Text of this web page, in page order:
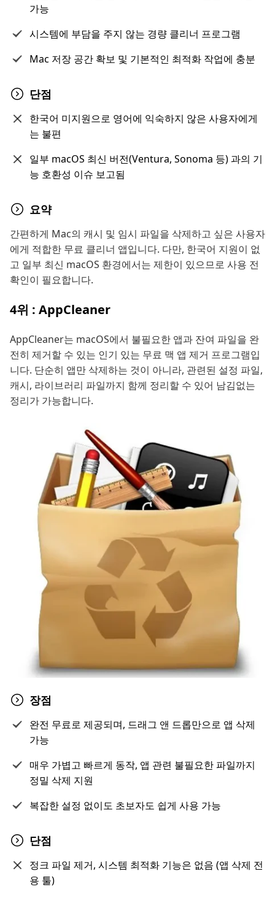
가능
시스템에 부담을 주지 않는 경량 클리너 프로그램
Mac 저장 공간 확보 및 기본적인 최적화 작업에 충분
단점
한국어 미지원으로 영어에 익숙하지 않은 사용자에게
는 불편
일부 macOS 최신 버전(Ventura, Sonoma 등) 과의 기
능 호환성 이슈 보고됨
요약
간편하게 Mac의 캐시 및 임시 파일을 삭제하고 싶은 사용자
에게 적합한 무료 클리너 앱입니다. 다만, 한국어 지원이 없
고 일부 최신 macOS 환경에서는 제한이 있으므로 사용 전
확인이 필요합니다.
4위 : AppCleaner
AppCleaner는 macOS에서 불필요한 앱과 잔여 파일을 완
전히 제거할 수 있는 인기 있는 무료 맥 앱 제거 프로그램입
니다. 단순히 앱만 삭제하는 것이 아니라, 관련된 설정 파일,
캐시, 라이브러리 파일까지 함께 정리할 수 있어 남김없는
정리가 가능합니다.
장점
완전 무료로 제공되며, 드래그 앤 드롭만으로 앱 삭제
가능
매우 가볍고 빠르게 동작, 앱 관련 불필요한 파일까지
정밀 삭제 지원
복잡한 설정 없이도 초보자도 쉽게 사용 가능
단점
정크 파일 제거, 시스템 최적화 기능은 없음 (앱 삭제 전
용 툴)